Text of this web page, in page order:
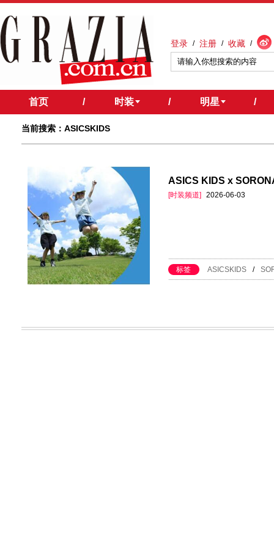
登录 / 注册 / 收藏 /
首页 / 时装 / 明星 /
当前搜索：ASICSKIDS
ASICS KIDS x
[时装频道] 2026-06-03
标签 ASICSKIDS /